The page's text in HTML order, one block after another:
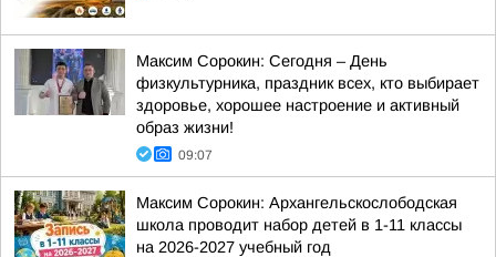
Максим Сорокин: Сегодня – День
физкультурника, праздник всех, кто выбирает
здоровье, хорошее настроение и активный
образ жизни!
09:07
Максим Сорокин: Архангельскослободская
школа проводит набор детей в 1-11 классы
на 2026-2027 учебный год